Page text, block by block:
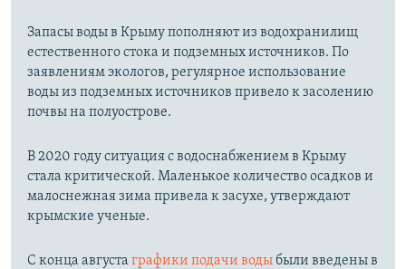
Запасы воды в Крыму пополняют из водохранилищ
естественного стока и подземных источников. По
заявлениям экологов, регулярное использование
воды из подземных источников привело к засолению
почвы на полуострове.
В 2020 году ситуация с водоснабжением в Крыму
стала критической. Маленькое количество осадков и
малоснежная зима привела к засухе, утверждают
крымские ученые.
С конца августа графики подачи водыбыли введены в